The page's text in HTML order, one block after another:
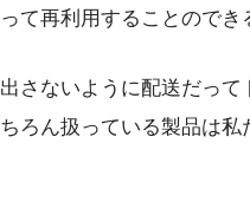
て再利用することのでき
さないように配送だっ
ろん扱っている製品は